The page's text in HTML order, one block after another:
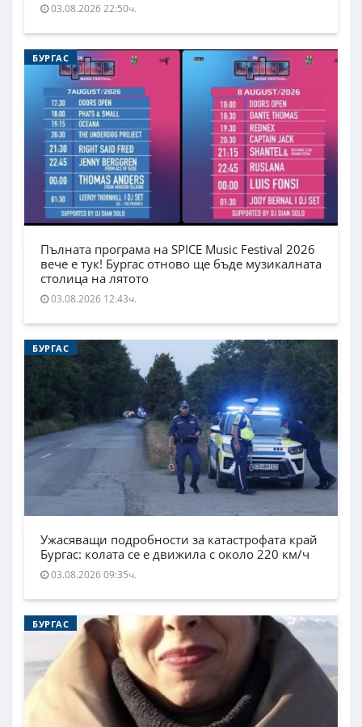
03.08.2026 22:50ч.
БУРГАС
Пълната програма на SPICE Music Festival 2026
вече е тук! Бургас отново ще бъде музикалната
столица на лятото
03.08.2026 12:43ч.
БУРГАС
Ужасяващи подробности за катастрофата край
Бургас: колата се е движила с около 220 км/ч
03.08.2026 09:35ч.
БУРГАС